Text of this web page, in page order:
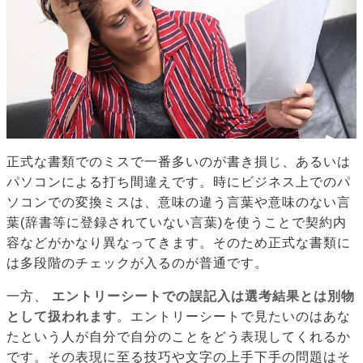
正式な書類でのミスで一番多いのが書き損じ、あるいは
パソコンによる打ち間違えです。時にビジネス上でのパ
ソコンでの変換ミスは、意味の違う言葉や意味のない言
葉(辞書等に登録されていない言葉)を使うことで契約内
容などがかなり異なってきます。そのため正式な書類に
は多段階のチェックが入るのが普通です。
一方、
エントリーシートでの誤記入は選考結果とは別物
として扱われます。エントリーシートで見たいのはあな
たという人が自分で自分のことをどう表現してくれるか
です。その表現に至る技巧や文字の上手下手の問題はそ